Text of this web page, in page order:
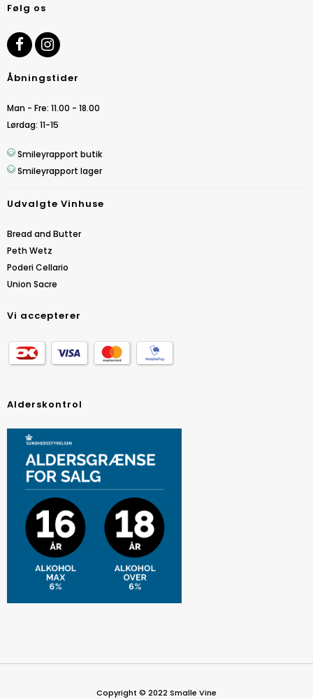
Følg os
Åbningstider
Man - Fre: 11.00 - 18.00
Lørdag: 11-15
Smileyrapport butik
Smileyrapport lager
Udvalgte Vinhuse
Bread and Butter
Peth Wetz
Poderi Cellario
Union Sacre
Vi accepterer
Alderskontrol
Copyright © 2022 Smalle Vine